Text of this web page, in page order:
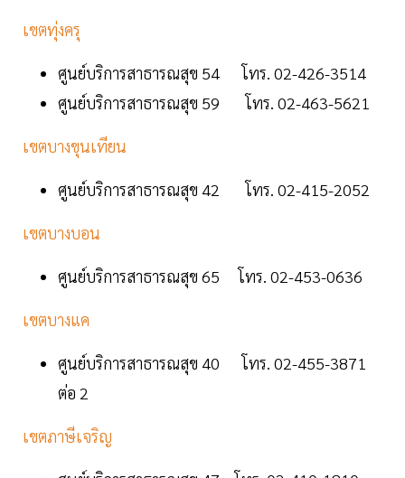
เขตทุ่งครุ
ศูนย์บริการสาธารณสุข 54 โทร. 02-426-3514
ศูนย์บริการสาธารณสุข 59 โทร. 02-463-5621
เขตบางขุนเทียน
ศูนย์บริการสาธารณสุข 42 โทร. 02-415-2052
เขตบางบอน
ศูนย์บริการสาธารณสุข 65 โทร. 02-453-0636
เขตบางแค
ศูนย์บริการสาธารณสุข 40 โทร. 02-455-3871
ต่อ 2
เขตภาษีเจริญ